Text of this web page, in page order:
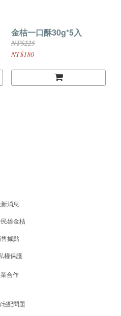
金桔一口酥30g*5入
NT$225
NT$180
消息
雄金桔
據點
權保護
合作
配問題